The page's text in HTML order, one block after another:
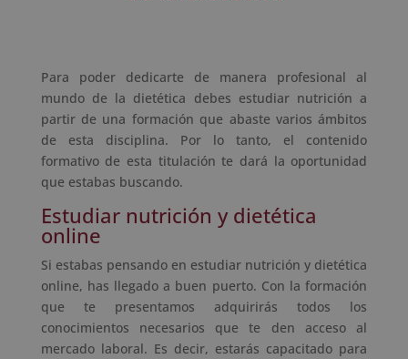
Para poder dedicarte de manera profesional al
mundo de la dietética debes estudiar nutrición a
partir de una formación que abaste varios ámbitos
de esta disciplina. Por lo tanto, el contenido
formativo de esta titulación te dará la oportunidad
que estabas buscando.
Estudiar nutrición y dietética
online
Si estabas pensando en estudiar nutrición y dietética
online, has llegado a buen puerto. Con la formación
que te presentamos adquirirás todos los
conocimientos necesarios que te den acceso al
mercado laboral. Es decir, estarás capacitado para